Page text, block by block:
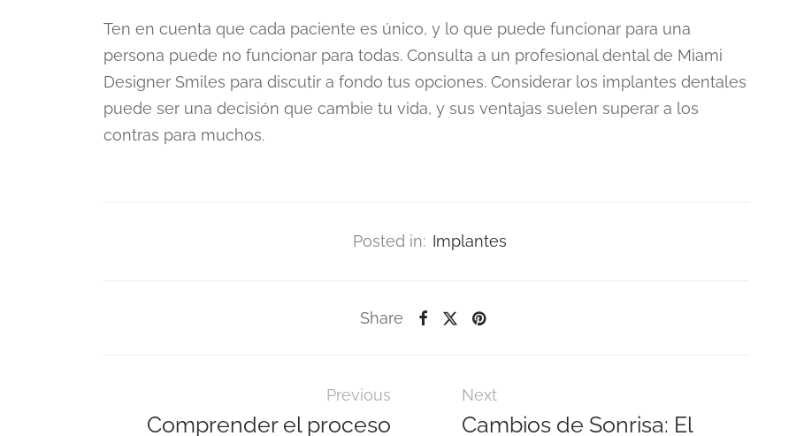
Ten en cuenta que cada paciente es único, y lo que puede funcionar para una
persona puede no funcionar para todas. Consulta a un profesional dental de Miami
Designer Smiles para discutir a fondo tus opciones. Considerar los implantes dentales
puede ser una decisión que cambie tu vida, y sus ventajas suelen superar a los
contras para muchos.
Posted in: Implantes
Share
Previous
Comprender el proceso
Next
Cambios de Sonrisa: El